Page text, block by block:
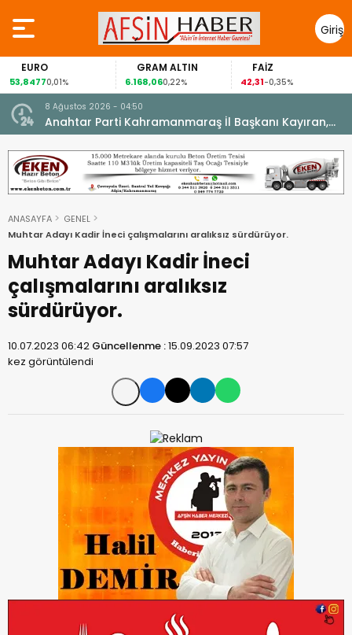
Giriş
Yap
EURO
53,84770,01%
GRAM ALTIN
6.168,060,22%
FAİZ
42,31-0,35%
8 Ağustos 2026 - 04:50
Anahtar Parti Kahramanmaraş İl Başkanı Kayıran,
Afşin Teşkilatı ile buluştu.
ANASAYFA
GENEL
Muhtar Adayı Kadir İneci çalışmalarını aralıksız sürdürüyor.
Muhtar Adayı Kadir İneci
çalışmalarını aralıksız
sürdürüyor.
10.07.2023 06:42 Güncellenme :15.09.2023 07:57
kez görüntülendi